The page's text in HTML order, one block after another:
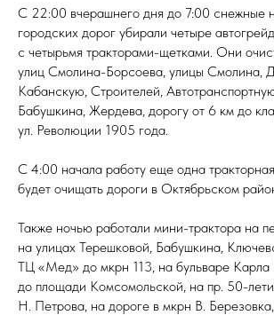
С 22:00 вчерашнего дня до 7:00 снежные
городских дорог убирали четыре
с четырьмя тракторами-щетками. Они
улиц Смолина-Борсоева, улицы Смолина,
Кабанскую, Строителей,
Бабушкина, Жердева, дорогу от 6 км до
ул. Революции 1905 года.
С 4:00 начала работу еще одна
будет очищать дороги в Октябрьском
Также ночью работали мини-трактора на
на улицах Терешковой, Бабушкина,
ТЦ «Мед» до мкрн 113, на бульваре
до площади Комсомольской, на пр. 50-
Н. Петрова, на дороге в мкрн В.